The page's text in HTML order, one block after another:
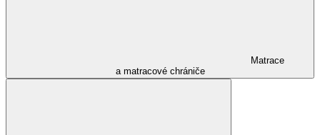
Matrace
a matracové chrániče